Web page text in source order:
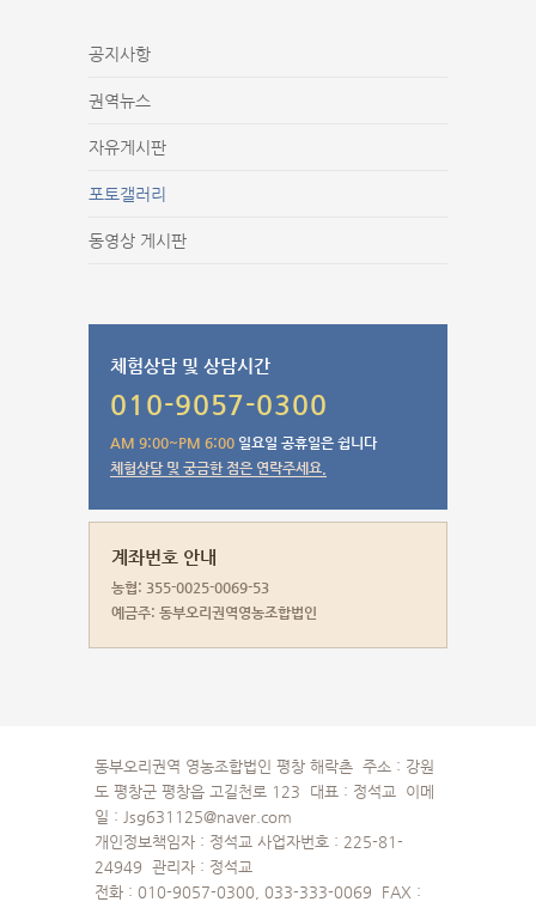
공지사항
권역뉴스
자유게시판
포토갤러리
동영상 게시판
체험상담 및 상담시간
010-9057-0300
AM 9:00~PM 6:00 일요일 공휴일은 쉽니다
체험상담 및 궁금한 점은 연락주세요.
계좌번호 안내
농협: 355-0025-0069-53
예금주: 동부오리권역영농조합법인
동부오리권역 영농조합법인 평창 해락촌 주소 : 강원
도 평창군 평창읍 고길천로 123 대표 : 정석교 이메
일 : Jsg631125@naver.com
개인정보책임자 : 정석교 사업자번호 : 225-81-
24949 관리자 : 정석교
전화 : 010-9057-0300, 033-333-0069 FAX :